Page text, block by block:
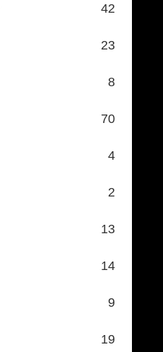
42
23
8
70
4
2
13
14
9
19